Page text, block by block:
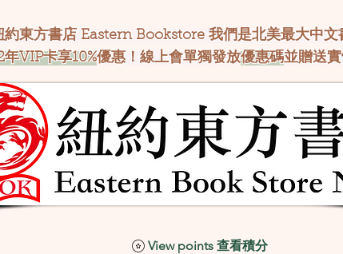
約東方書店 Eastern Bookstore 我們是北美最大中文
年VIP卡享10%優惠！線上會單獨發放優惠碼並贈送
View points 查看積分